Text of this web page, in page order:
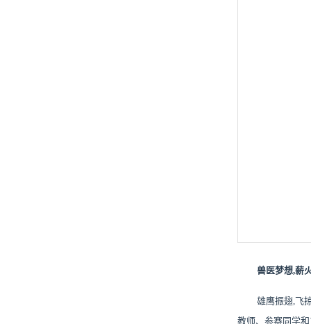
兽医梦想,薪
雄鹰振翅,飞
教师、参赛同学